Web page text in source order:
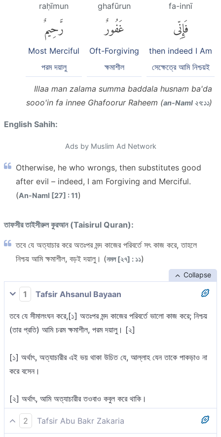
fa-innī
فَإِنِّى
then indeed I Am
সেক্ষেত্রে আমি নিশ্চয়ই
ghafūrun
غَفُورٌ
Oft-Forgiving
ক্ষমাশীল
raḥīmun
رَّحِيمٌ
Most Merciful
পরম দয়ালু
Illaa man zalama summa baddala husnam ba'da
sooo'in fa innee Ghafoorur Raheem (an-Naml ২৭:১১)
English Sahih:
Ads by Muslim Ad Network
Otherwise, he who wrongs, then substitutes good
after evil – indeed, I am Forgiving and Merciful.
(An-Naml [27] : 11)
তাফসীর তাইসীরুল কুরআন (Taisirul Quran):
তবে যে অত্যাচার করে অতঃপর মন্দ কাজের পরিবর্তে সৎ কাজ করে, তাহলে
নিশ্চয় আমি ক্ষমাশীল, বড়ই দয়ালু। (নমল [২৭] : ১১)
Collapse
1 Tafsir Ahsanul Bayaan
তবে যে সীমালংঘন করে,[১] অতঃপর মন্দ কাজের পরিবর্তে ভালো কাজ করে; নিশ্চয়
(তার প্রতি) আমি চরম ক্ষমাশীল, পরম দয়ালু। [২]
[১] অর্থাৎ, অত্যাচারীর এই ভয় থাকা উচিত যে, আল্লাহ যেন তাকে পাকড়াও না
করে বসেন।
[২] অর্থাৎ, আমি অত্যাচারীর তওবাও কবুল করে থাকি।
2 Tafsir Abu Bakr Zakaria